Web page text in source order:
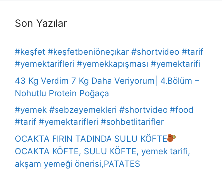
Son Yazılar
#keşfet #keşfetbeniöneçıkar #shortvideo #tarif
#yemektarifleri #yemekkapışması #yemektarifi
43 Kg Verdim 7 Kg Daha Veriyorum| 4.Bölüm –
Nohutlu Protein Poğaça
#yemek #sebzeyemekleri #shortvideo #food
#tarif #yemektarifleri #sohbetlitarifler
OCAKTA FIRIN TADINDA SULU KÖFTE
OCAKTA KÖFTE, SULU KÖFTE, yemek tarifi,
akşam yemeği önerisi,PATATES